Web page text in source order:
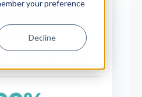
your preference
Decline
Hotel